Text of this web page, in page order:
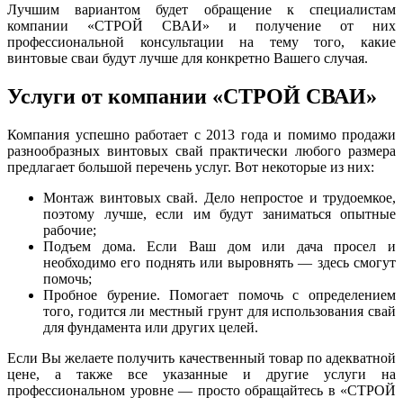
Лучшим вариантом будет обращение к специалистам
компании «СТРОЙ СВАИ» и получение от них
профессиональной консультации на тему того, какие
винтовые сваи будут лучше для конкретно Вашего случая.
Услуги от компании «СТРОЙ СВАИ»
Компания успешно работает с 2013 года и помимо продажи
разнообразных винтовых свай практически любого размера
предлагает большой перечень услуг. Вот некоторые из них:
Монтаж винтовых свай. Дело непростое и трудоемкое,
поэтому лучше, если им будут заниматься опытные
рабочие;
Подъем дома. Если Ваш дом или дача просел и
необходимо его поднять или выровнять — здесь смогут
помочь;
Пробное бурение. Помогает помочь с определением
того, годится ли местный грунт для использования свай
для фундамента или других целей.
Если Вы желаете получить качественный товар по адекватной
цене, а также все указанные и другие услуги на
профессиональном уровне — просто обращайтесь в «СТРОЙ